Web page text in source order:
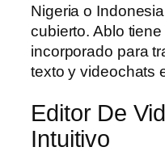
Nigeria o
cubierto. Ablo
incorporado para
texto y videochats
Editor De
Intuitivo